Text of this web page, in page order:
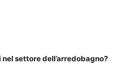
settore dell’arredobagno?